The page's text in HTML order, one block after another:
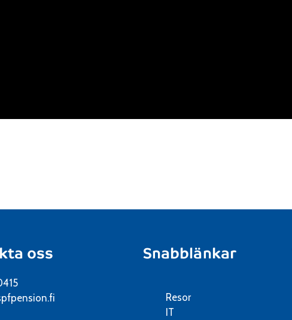
oss Snabblänkar
Resor
IT